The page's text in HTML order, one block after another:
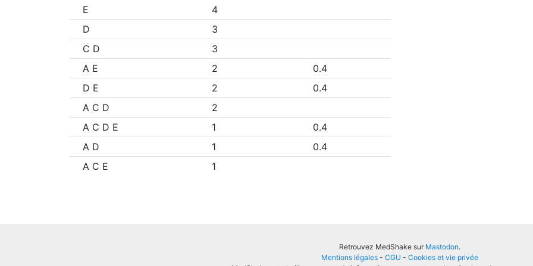
E
4
D
3
C D
3
A E
2
0.4
D E
2
0.4
A C D
2
A C D E
1
0.4
A D
1
0.4
A C E
1
Retrouvez MedShake sur Mastodon.
Mentions légales - CGU - Cookies et vie privée